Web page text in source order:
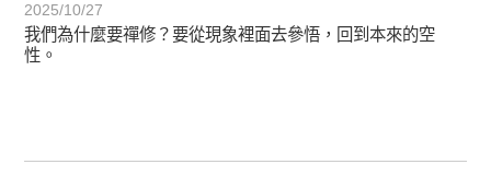
2025/10/27
我們為什麼要禪修？要從現象裡面去參悟，回到本來的空
性。